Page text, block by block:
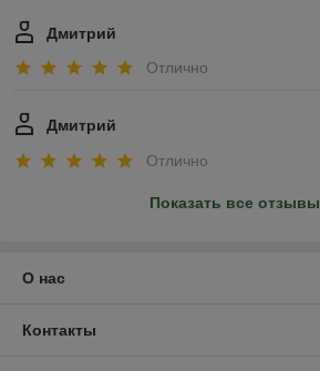
Дмитрий
Отлично
Дмитрий
Отлично
Показать все отзывы
О нас
Контакты